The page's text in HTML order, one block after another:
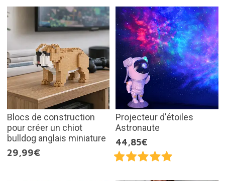
Blocs de construction
pour créer un chiot
bulldog anglais miniature
29,99€
Projecteur d'étoiles
Astronaute
44,85€